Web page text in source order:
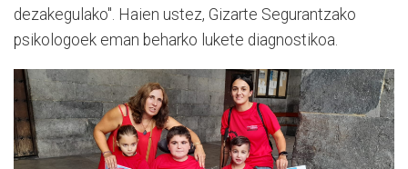
dezakegulako". Haien ustez, Gizarte Segurantzako
psikologoek eman beharko lukete diagnostikoa.